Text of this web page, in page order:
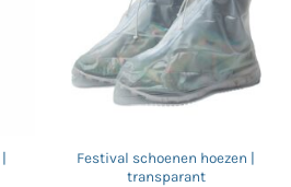
Festival schoenen hoezen |
transparant